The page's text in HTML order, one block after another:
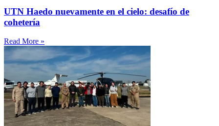
UTN Haedo nuevamente en el cielo: desafío de
cohetería
Read More »